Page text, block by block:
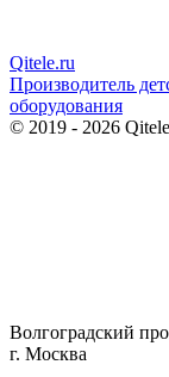
Qitele.ru
Производитель
оборудования
© 2019 - 2026
Волгоградский
г. Москва